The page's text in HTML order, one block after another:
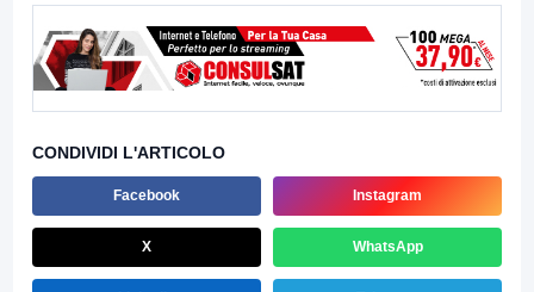
CONDIVIDI L'ARTICOLO
Facebook Instagram
X WhatsApp